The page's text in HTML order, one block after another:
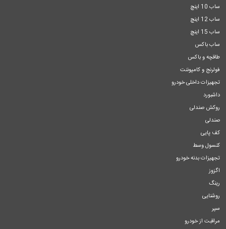
ساب 10 اینچ
ساب 12 اینچ
ساب 15 اینچ
ساب باکس
طاقچه و باکس
فولرنج و کامپوننت
تجهیزات داخلی خودرو
داشبورد
روکش صندلی
صندلی
کف پایی
کنسول وسط
تجهیزات بدنه خودرو
اگزوز
رینگ
روشنایی
سپر
مراقبت از خودرو